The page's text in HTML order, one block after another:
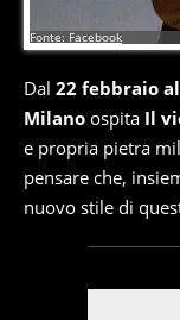
Fonte: Facebook
Dal 22 febbraio
Milano ospita Il
e propria pietra
pensare che,
nuovo stile di